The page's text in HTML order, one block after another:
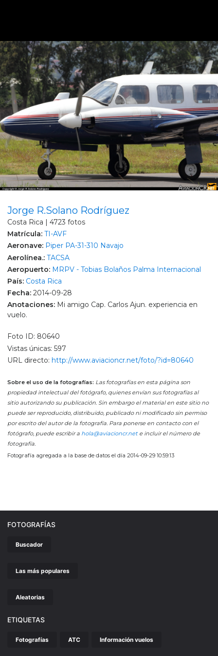
Jorge R.Solano Rodríguez
Costa Rica | 4723 fotos
Matrícula: TI-AVF
Aeronave: Piper PA-31-310 Navajo
Aerolínea.: TACSA
Aeropuerto: MRPV - Tobias Bolaños Palma Internacional
País: Costa Rica
Fecha: 2014-09-28
Anotaciones: Mi amigo Cap. Carlos Ajun. experiencia en
vuelo.
Foto ID: 80640
Vistas únicas: 597
URL directo: http://www.aviacioncr.net/foto/?id=80640
Sobre el uso de la fotografías: Las fotografías en esta página son
propiedad intelectual del fotógrafo, quienes envían sus fotografías al
sitio autorizando su publicación. Sin embargo el material en este sitio no
puede ser reproducido, distribuido, publicado ni modificado sin permiso
por escrito del autor de la fotografía. Para ponerse en contacto con el
fotógrafo, puede escribir a hola@aviacioncr.nete incluir el número de
fotografía.
Fotografía agregada a la base de datos el día 2014-09-29 10:59:13
FOTOGRAFÍAS
Buscador
Las más populares
Aleatorias
ETIQUETAS
Fotografías ATC Información vuelos